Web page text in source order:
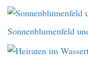
Sonnenblumenfeld